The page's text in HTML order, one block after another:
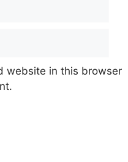
website in this browser